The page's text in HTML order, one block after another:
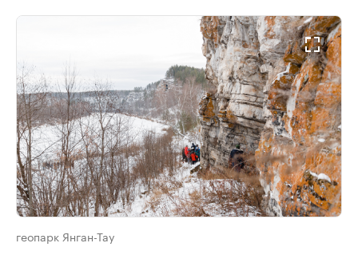
геопарк Янган-Тау